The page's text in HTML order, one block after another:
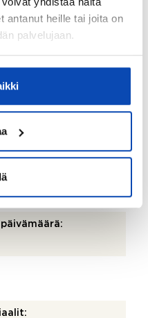
antanut heille tai joita on
palvelujaan.